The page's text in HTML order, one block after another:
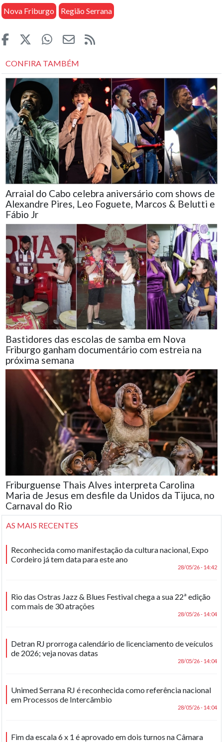
Nova Friburgo Região Serrana
CONFIRA TAMBÉM
Arraial do Cabo celebra aniversário com shows de
Alexandre Pires, Leo Foguete, Marcos & Belutti e
Fábio Jr
Bastidores das escolas de samba em Nova
Friburgo ganham documentário com estreia na
próxima semana
Friburguense Thais Alves interpreta Carolina
Maria de Jesus em desfile da Unidos da Tijuca, no
Carnaval do Rio
AS MAIS RECENTES
Reconhecida como manifestação da cultura nacional, Expo
Cordeiro já tem data para este ano
28/05/26 - 14:42
Rio das Ostras Jazz & Blues Festival chega a sua 22ª edição
com mais de 30 atrações
28/05/26 - 14:04
Detran RJ prorroga calendário de licenciamento de veículos
de 2026; veja novas datas
28/05/26 - 14:04
Unimed Serrana RJ é reconhecida como referência nacional
em Processos de Intercâmbio
28/05/26 - 14:04
Fim da escala 6 x 1 é aprovado em dois turnos na Câmara